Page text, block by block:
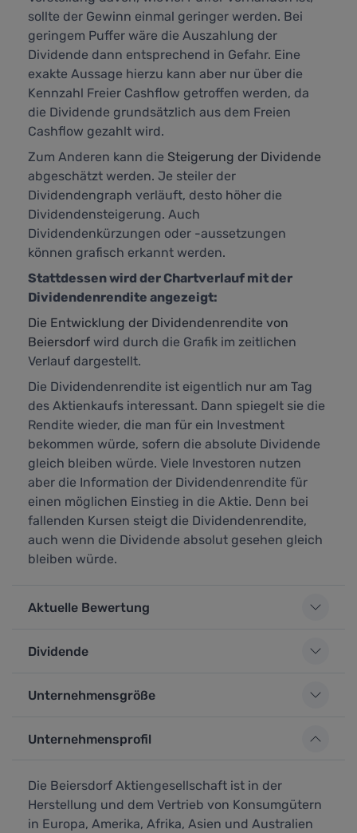
sollte der Gewinn einmal geringer werden. Bei
geringem Puffer wäre die Auszahlung der
Dividende dann entsprechend in Gefahr. Eine
exakte Aussage hierzu kann aber nur über die
Kennzahl Freier Cashflow getroffen werden, da
die Dividende grundsätzlich aus dem Freien
Cashflow gezahlt wird.
Zum Anderen kann die Steigerung der Dividende
abgeschätzt werden. Je steiler der
Dividendengraph verläuft, desto höher die
Dividendensteigerung. Auch
Dividendenkürzungen oder -aussetzungen
können grafisch erkannt werden.
Stattdessen wird der Chartverlauf mit der
Dividendenrendite angezeigt:
Die Entwicklung der Dividendenrendite von
Beiersdorf wird durch die Grafik im zeitlichen
Verlauf dargestellt.
Die Dividendenrendite ist eigentlich nur am Tag
des Aktienkaufs interessant. Dann spiegelt sie die
Rendite wieder, die man für ein Investment
bekommen würde, sofern die absolute Dividende
gleich bleiben würde. Viele Investoren nutzen
aber die Information der Dividendenrendite für
einen möglichen Einstieg in die Aktie. Denn bei
fallenden Kursen steigt die Dividendenrendite,
auch wenn die Dividende absolut gesehen gleich
bleiben würde.
Aktuelle Bewertung
Dividende
Unternehmensgröße
Unternehmensprofil
Die Beiersdorf Aktiengesellschaft ist in der
Herstellung und dem Vertrieb von Konsumgütern
in Europa, Amerika, Afrika, Asien und Australien